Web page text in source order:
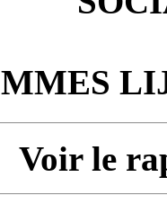
MMES
Voir le